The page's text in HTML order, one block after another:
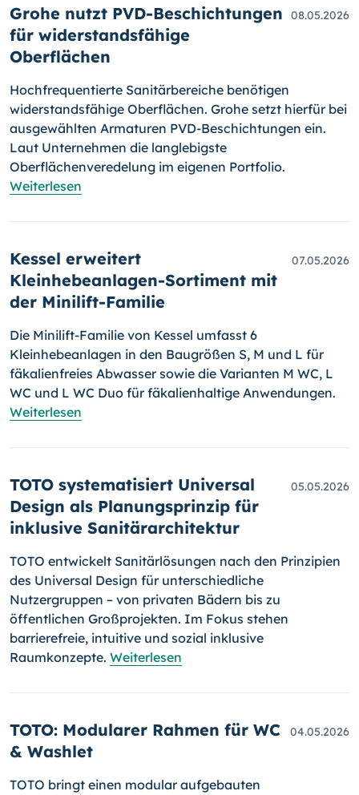
Grohe nutzt PVD-Beschichtungen
für widerstandsfähige
Oberflächen
08.05.2026
Hochfrequentierte Sanitärbereiche benötigen
widerstandsfähige Oberflächen. Grohe setzt hierfür bei
ausgewählten Armaturen PVD-Beschichtungen ein.
Laut Unternehmen die langlebigste
Oberflächenveredelung im eigenen Portfolio.
Weiterlesen
Kessel erweitert
Kleinhebeanlagen-Sortiment mit
der Minilift-Familie
07.05.2026
Die Minilift-Familie von Kessel umfasst 6
Kleinhebeanlagen in den Baugrößen S, M und L für
fäkalienfreies Abwasser sowie die Varianten M WC, L
WC und L WC Duo für fäkalienhaltige Anwendungen.
Weiterlesen
TOTO systematisiert Universal
Design als Planungsprinzip für
inklusive Sanitärarchitektur
05.05.2026
TOTO entwickelt Sanitärlösungen nach den Prinzipien
des Universal Design für unterschiedliche
Nutzergruppen – von privaten Bädern bis zu
öffentlichen Großprojekten. Im Fokus stehen
barrierefreie, intuitive und sozial inklusive
Raumkonzepte. Weiterlesen
TOTO: Modularer Rahmen für WC
& Washlet
04.05.2026
TOTO bringt einen modular aufgebauten